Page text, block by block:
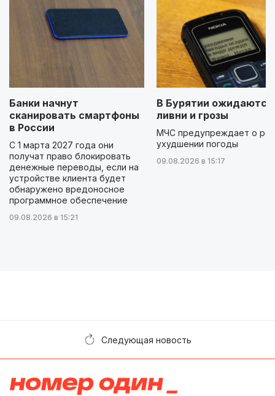
Банки начнут
сканировать смартфоны
в России
С 1 марта 2027 года они
получат право блокировать
денежные переводы, если на
устройстве клиента будет
обнаружено вредоносное
программное обеспечение
09.08.2026 в 15:21
В Бурятии ожидаются
ливни и грозы
МЧС предупреждает о
ухудшении погоды
09.08.2026 в 15:17
Следующая новость